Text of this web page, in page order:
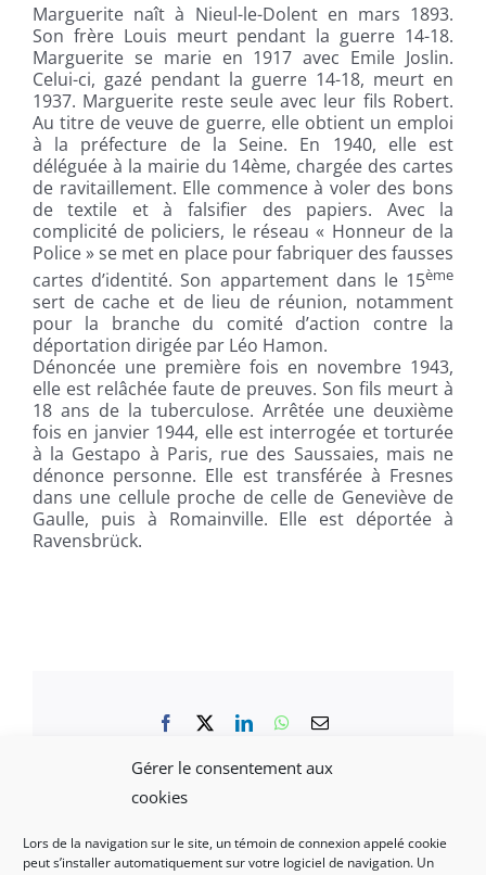
Gérer le consentement aux
cookies
Lors de la navigation sur le site, un témoin de connexion appelé cookie
peut s’installer automatiquement sur votre logiciel de navigation. Un
Marguerite naît à Nieul-le-Dolent en mars 1893.
Son frère Louis meurt pendant la guerre 14-18.
Marguerite se marie en 1917 avec Emile Joslin.
Celui-ci, gazé pendant la guerre 14-18, meurt en
1937. Marguerite reste seule avec leur fils Robert.
Au titre de veuve de guerre, elle obtient un emploi
à la préfecture de la Seine. En 1940, elle est
déléguée à la mairie du 14ème, chargée des cartes
de ravitaillement. Elle commence à voler des bons
de textile et à falsifier des papiers. Avec la
complicité de policiers, le réseau « Honneur de la
Police » se met en place pour fabriquer des fausses
cartes d’identité. Son appartement dans le 15ème
sert de cache et de lieu de réunion, notamment
pour la branche du comité d’action contre la
déportation dirigée par Léo Hamon.
Dénoncée une première fois en novembre 1943,
elle est relâchée faute de preuves. Son fils meurt à
18 ans de la tuberculose. Arrêtée une deuxième
fois en janvier 1944, elle est interrogée et torturée
à la Gestapo à Paris, rue des Saussaies, mais ne
dénonce personne. Elle est transférée à Fresnes
dans une cellule proche de celle de Geneviève de
Gaulle, puis à Romainville. Elle est déportée à
Ravensbrück.
Facebook LinkedInWhatsApp
Email